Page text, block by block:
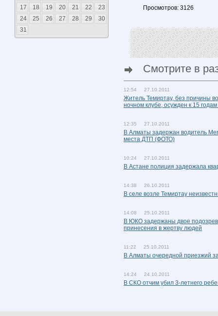
17
18 19 20 21 22
23
24
25 26 27 28 29
30
31
Просмотров: 3126
Смотрите в
12:54 27.10.2011
Житель Темиртау, без причины
ночном клубе, осужден к 15
12:35 27.10.2011
В Алматы задержан водитель
места ДТП (ФОТО)
10:24 27.10.2011
В Астане полиция задержала
14:38 26.10.2011
В селе возле Темиртау
14:08 25.10.2011
В ЮКО задержаны двое
принесения в жертву людей
11:22 25.10.2011
В Алматы очередной приезжий
14:24 24.10.2011
В СКО отчим убил 3-летнего